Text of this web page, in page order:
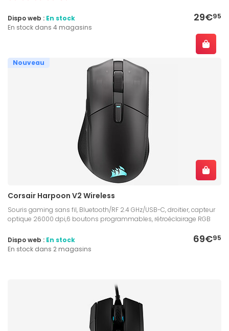
29€95
Dispo web : En stock
En stock dans 4 magasins
Nouveau
Corsair Harpoon V2 Wireless
Souris gaming sans fil, Bluetooth/RF 2.4 GHz/USB-C, droitier, capteur
optique 26000 dpi,6 boutons programmables, rétroéclairage RGB
69€95
Dispo web : En stock
En stock dans 2 magasins